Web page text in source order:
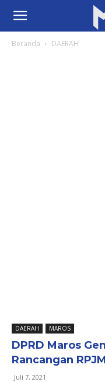
Beranda DAERAH
DAERAH MAROS
DPRD Maros
Rancangan
Juli 7, 2021